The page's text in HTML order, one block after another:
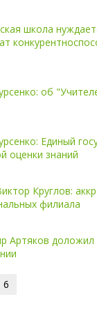
школа
об
Единый
оценки знаний
Круглов:
филиала
Артяков
6